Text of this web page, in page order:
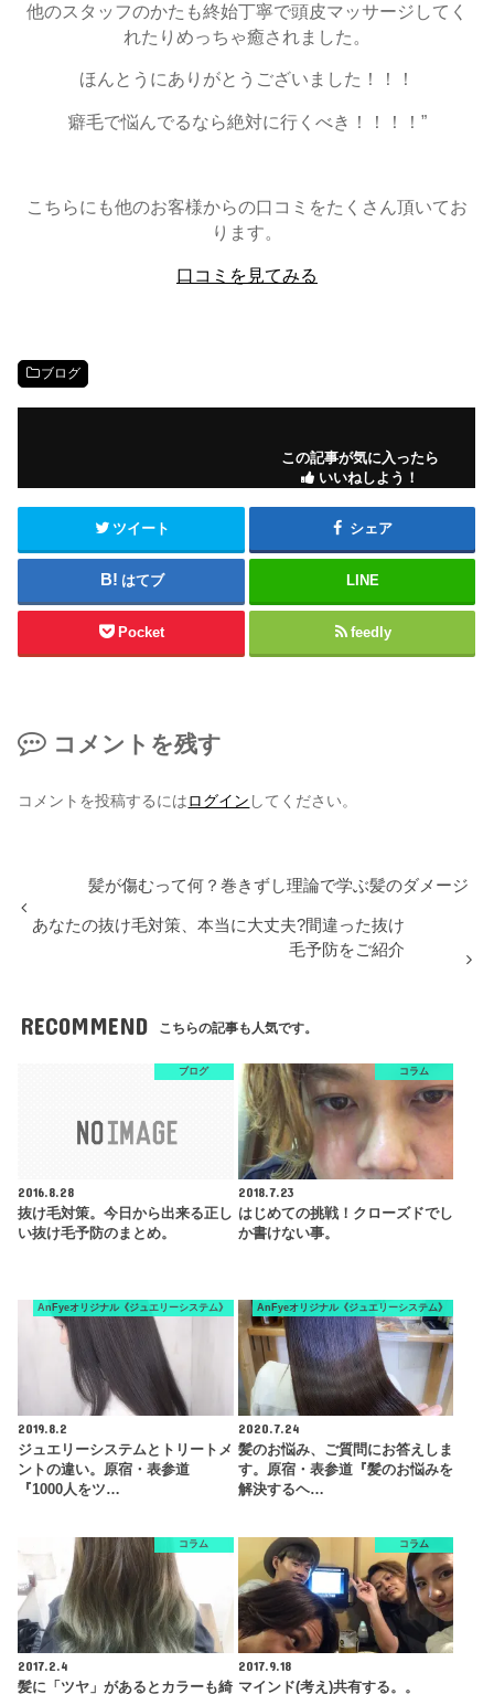
他のスタッフのかたも終始丁寧で頭皮マッサージしてく
れたりめっちゃ癒されました。
ほんとうにありがとうございました！！！
癖毛で悩んでるなら絶対に行くべき！！！！”
こちらにも他のお客様からの口コミをたくさん頂いてお
ります。
口コミを見てみる
ブログ
この記事が気に入ったら
いいねしよう！
ツイート シェア
はてブ LINE
Pocket feedly
コメントを残す
コメントを投稿するにはログイン してください。
髪が傷むって何？巻きずし理論で学ぶ髪のダメージ
あなたの抜け毛対策、本当に大丈夫?間違った抜け
毛予防をご紹介
RECOMMEND こちらの記事も人気です。
ブログ
2016.8.28
抜け毛対策。今日から出来る正し
い抜け毛予防のまとめ。
コラム
2018.7.23
はじめての挑戦！クローズドでし
か書けない事。
AnFyeオリジナル《ジュエリーシステム》
2019.8.2
ジュエリーシステムとトリートメ
ントの違い。原宿・表参道
『1000人をツ…
AnFyeオリジナル《ジュエリーシステム》
2020.7.24
髪のお悩み、ご質問にお答えしま
す。原宿・表参道『髪のお悩みを
解決するヘ…
コラム
2017.2.4
髪に「ツヤ」があるとカラーも綺
コラム
2017.9.18
マインド(考え)共有する。。